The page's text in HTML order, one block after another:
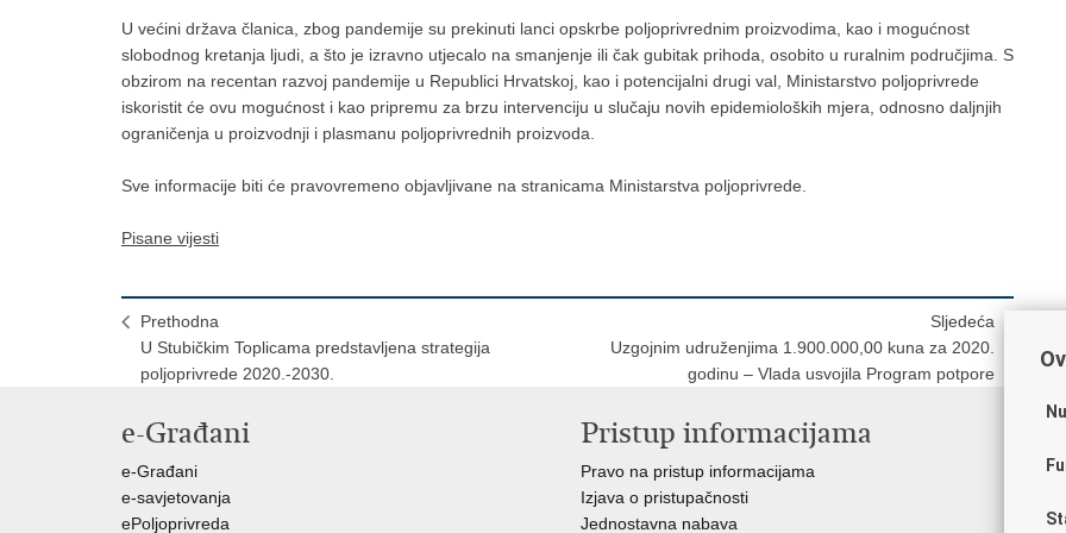
U većini država članica, zbog pandemije su prekinuti lanci opskrbe poljoprivrednim proizvodima, kao i mogućnost
slobodnog kretanja ljudi, a što je izravno utjecalo na smanjenje ili čak gubitak prihoda, osobito u ruralnim područjima. S
obzirom na recentan razvoj pandemije u Republici Hrvatskoj, kao i potencijalni drugi val, Ministarstvo poljoprivrede
iskoristit će ovu mogućnost i kao pripremu za brzu intervenciju u slučaju novih epidemioloških mjera, odnosno daljnjih
ograničenja u proizvodnji i plasmanu poljoprivrednih proizvoda.
Sve informacije biti će pravovremeno objavljivane na stranicama Ministarstva poljoprivrede.
Pisane vijesti
Prethodna
U Stubičkim Toplicama predstavljena strategija
poljoprivrede 2020.-2030.
Sljedeća
Uzgojnim udruženjima 1.900.000,00 kuna za 2020.
godinu – Vlada usvojila Program potpore
e-Građani
e-Građani
e-savjetovanja
ePoljoprivreda
Pristup informacijama
Pravo na pristup informacijama
Izjava o pristupačnosti
Jednostavna nabava